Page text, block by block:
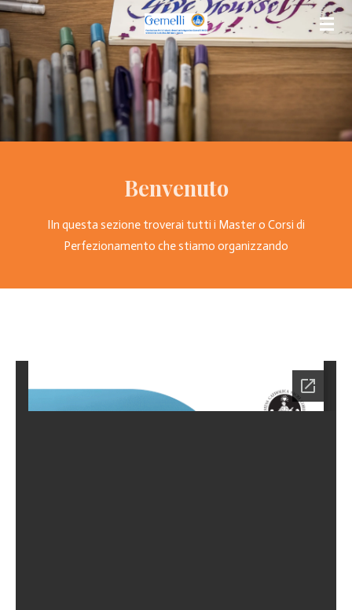
Vai
al
contenuto
principale
Benvenuto
IIn questa sezione troverai tutti i Master o Corsi di
Perfezionamento che stiamo organizzando